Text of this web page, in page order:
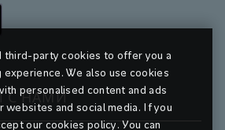
С НАМИ
third-party cookies to offer you a
We also use cookies
personalised content and ads
websites and social media. If you
our cookies policy. You can